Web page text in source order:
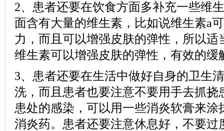
2、患者还要在饮食方面多补充一些维
面含有大量的维生素，比如说维生素a
力，而且可以增强皮肤的弹性，所以适
维生素可以增强皮肤的弹性，有效的缓
3、患者还要在生活中做好自身的卫生
洗，而且患者也要注意不要用手去抓挠
患处的感染，可以用一些消炎软膏来涂
消炎药。患者还要注意休息好，不要过